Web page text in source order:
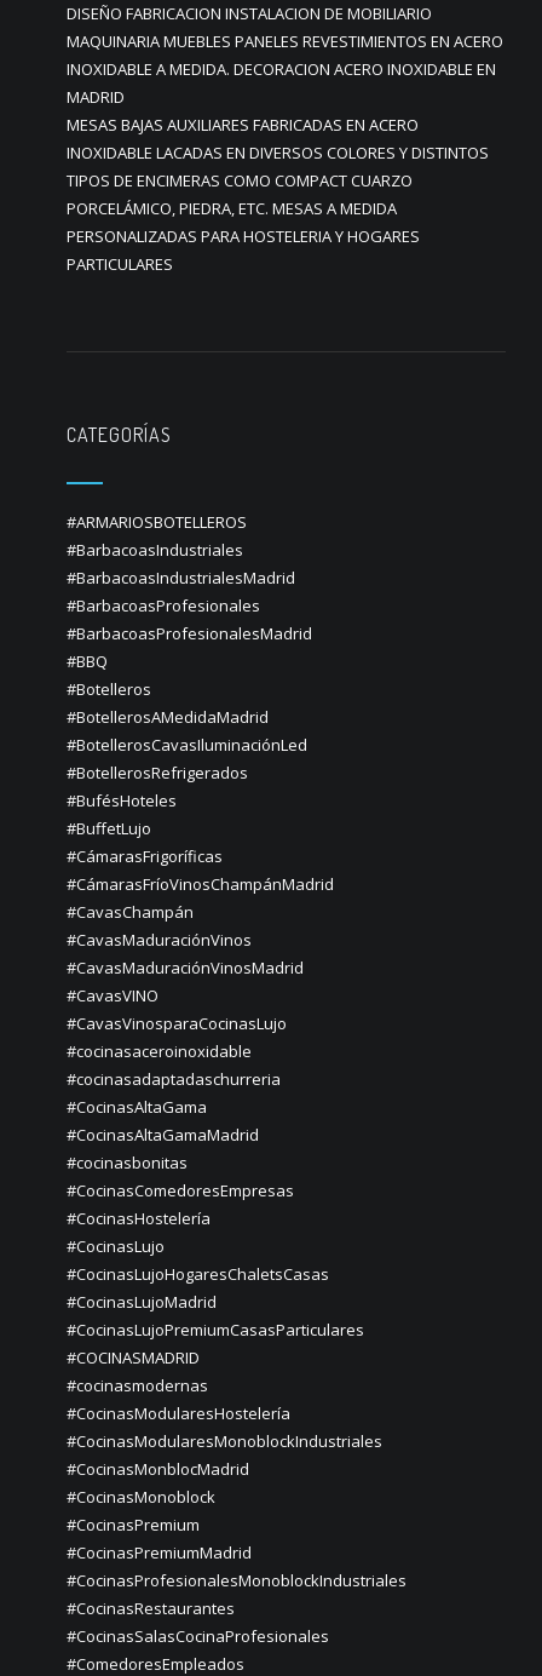
DISEÑO FABRICACION INSTALACION DE MOBILIARIO
MAQUINARIA MUEBLES PANELES REVESTIMIENTOS EN ACERO
INOXIDABLE A MEDIDA. DECORACION ACERO INOXIDABLE EN
MADRID
MESAS BAJAS AUXILIARES FABRICADAS EN ACERO
INOXIDABLE LACADAS EN DIVERSOS COLORES Y DISTINTOS
TIPOS DE ENCIMERAS COMO COMPACT CUARZO
PORCELÁMICO, PIEDRA, ETC. MESAS A MEDIDA
PERSONALIZADAS PARA HOSTELERIA Y HOGARES
PARTICULARES
CATEGORÍAS
#ARMARIOSBOTELLEROS
#BarbacoasIndustriales
#BarbacoasIndustrialesMadrid
#BarbacoasProfesionales
#BarbacoasProfesionalesMadrid
#BBQ
#Botelleros
#BotellerosAMedidaMadrid
#BotellerosCavasIluminaciónLed
#BotellerosRefrigerados
#BufésHoteles
#BuffetLujo
#CámarasFrigoríficas
#CámarasFríoVinosChampánMadrid
#CavasChampán
#CavasMaduraciónVinos
#CavasMaduraciónVinosMadrid
#CavasVINO
#CavasVinosparaCocinasLujo
#cocinasaceroinoxidable
#cocinasadaptadaschurreria
#CocinasAltaGama
#CocinasAltaGamaMadrid
#cocinasbonitas
#CocinasComedoresEmpresas
#CocinasHostelería
#CocinasLujo
#CocinasLujoHogaresChaletsCasas
#CocinasLujoMadrid
#CocinasLujoPremiumCasasParticulares
#COCINASMADRID
#cocinasmodernas
#CocinasModularesHostelería
#CocinasModularesMonoblockIndustriales
#CocinasMonblocMadrid
#CocinasMonoblock
#CocinasPremium
#CocinasPremiumMadrid
#CocinasProfesionalesMonoblockIndustriales
#CocinasRestaurantes
#CocinasSalasCocinaProfesionales
#ComedoresEmpleados